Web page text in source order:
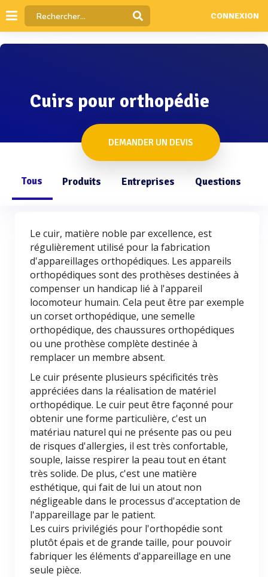
CONNEXION
Cuirs pour orthopédie
DEMANDER UN DEVIS
Tous Produits Entreprises Questions
Le cuir, matière noble par excellence, est
régulièrement utilisé pour la fabrication
d'appareillages orthopédiques. Les appareils
orthopédiques sont des prothèses destinées à
compenser un handicap lié à l'appareil
locomoteur humain. Cela peut être par exemple
un corset orthopédique, une semelle
orthopédique, des chaussures orthopédiques
ou une prothèse complète destinée à
remplacer un membre absent.
Le cuir présente plusieurs spécificités très
appréciées dans la réalisation de matériel
orthopédique. Le cuir peut être façonné pour
obtenir une forme particulière, c'est un
matériau naturel qui ne présente pas ou peu
de risques d'allergies, il est très confortable,
souple, laisse respirer la peau tout en étant
très solide. De plus, c'est une matière
esthétique, qui fait de lui un atout non
négligeable dans le processus d'acceptation de
l'appareillage par le patient.
Les cuirs privilégiés pour l'orthopédie sont
plutôt épais et de grande taille, pour pouvoir
fabriquer les éléments d'appareillage en une
seule pièce.